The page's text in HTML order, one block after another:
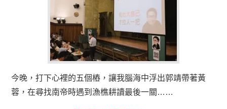
今晚，打下心裡的五個樁，讓我腦海中浮出郭靖帶著黃
蓉，在尋找南帝時遇到漁樵耕讀最後一關……